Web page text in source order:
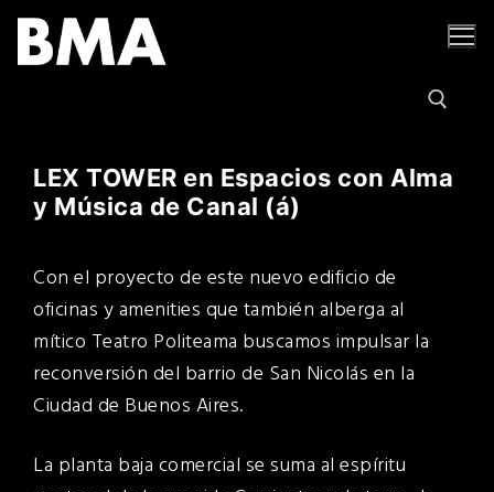
contenido
Buscar por:
LEX TOWER en Espacios con Alma
y Música de Canal (á)
Con el proyecto de este nuevo edificio de
oficinas y amenities que también alberga al
mítico Teatro Politeama buscamos impulsar la
reconversión del barrio de San Nicolás en la
Ciudad de Buenos Aires.
La planta baja comercial se suma al espíritu